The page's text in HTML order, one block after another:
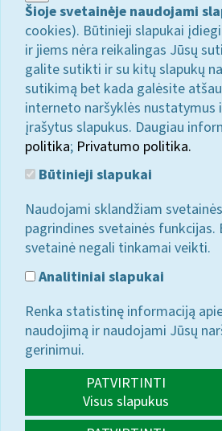
Šioje svetainėje naudojami
cookies). Būtinieji slapukai
ir jiems nėra reikalingas Jūsų
galite sutikti ir su kitų slapukų
sutikimą bet kada galėsite
interneto naršyklės nustatymus
įrašytus slapukus. Daugiau
politika; Privatumo politika.
Būtinieji slapukai
Naudojami sklandžiam
pagrindines svetainės funkcijas.
svetainė negali tinkamai veikti.
Analitiniai slapukai
Renka statistinę informaciją
naudojimą ir naudojami Jūsų
gerinimui.
PATVIRTINTI
Visus slapukus